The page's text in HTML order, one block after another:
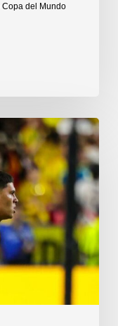
del Mundo